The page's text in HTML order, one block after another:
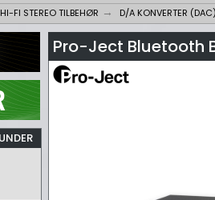
HI-FI STEREO TILBEHØR D/A KONVERTER (DAC)
Pro-Ject Bluetooth